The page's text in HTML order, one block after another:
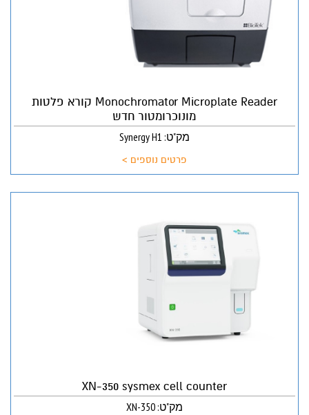
Monochromator Microplate Reader קורא פלטות
מונוכרומטור חדש
מק"ט: Synergy H1
פרטים נוספים >
XN-350 sysmex cell counter
מק"ט: XN-350